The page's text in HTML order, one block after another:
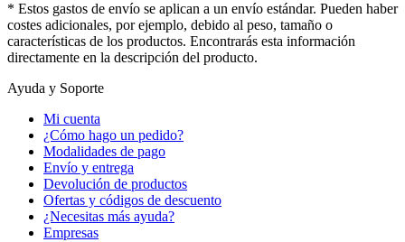
* Estos gastos de envío se aplican a un envío estándar. Pueden haber
costes adicionales, por ejemplo, debido al peso, tamaño o
características de los productos. Encontrarás esta información
directamente en la descripción del producto.
Ayuda y Soporte
Mi cuenta
¿Cómo hago un pedido?
Modalidades de pago
Envío y entrega
Devolución de productos
Ofertas y códigos de descuento
¿Necesitas más ayuda?
Empresas